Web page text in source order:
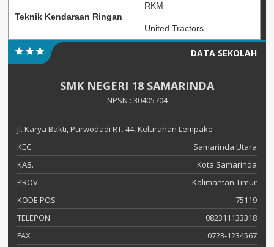
Teknik Kendaraan Ringan
RKM
United Tractors
DATA SEKOLAH
SMK NEGERI 18 SAMARINDA
NPSN : 30405704
Jl. Karya Bakti, Purwodadi RT. 44, Kelurahan Lempake
KEC.
Samarinda Utara
KAB.
Kota Samarinda
PROV.
Kalimantan Timur
KODE POS
75119
TELEPON
082311133318
FAX
0723-1234567